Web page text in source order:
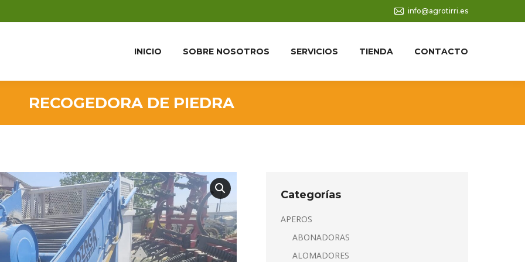
info@agrotirri.es
INICIO SOBRE NOSOTROS SERVICIOS TIENDA CONTACTO
RECOGEDORA DE PIEDRA
Categorías
APEROS
ABONADORAS
ALOMADORES